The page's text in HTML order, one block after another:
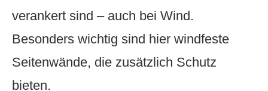
verankert sind – auch bei Wind.
Besonders wichtig sind hier windfeste
Seitenwände, die zusätzlich Schutz
bieten.